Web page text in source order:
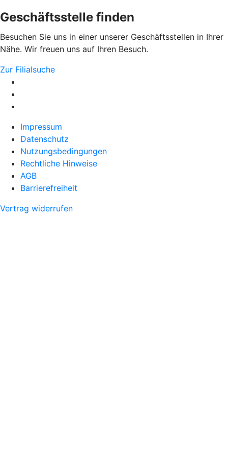
Geschäftsstelle finden
Besuchen Sie uns in einer unserer Geschäftsstellen in Ihrer
Nähe. Wir freuen uns auf Ihren Besuch.
Zur Filialsuche
Impressum
Datenschutz
Nutzungsbedingungen
Rechtliche Hinweise
AGB
Barrierefreiheit
Vertrag widerrufen